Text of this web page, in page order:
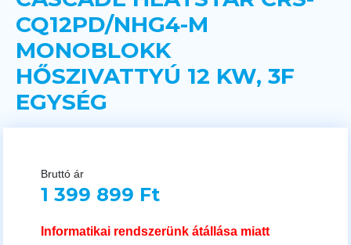
CQ12PD/NHG4-M
MONOBLOKK
HŐSZIVATTYÚ 12 KW, 3F
EGYSÉG
Bruttó ár
1 399 899 Ft
Informatikai rendszerünk átállása miatt